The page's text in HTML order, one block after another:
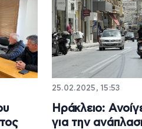
25.02.2025, 15:53
Ηράκλειο:
για την